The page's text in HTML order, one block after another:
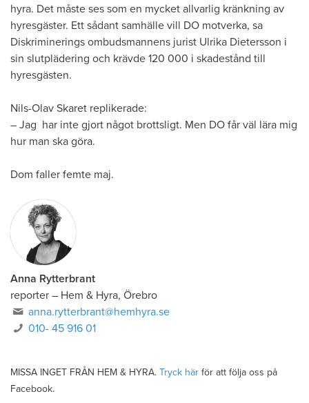
hyra. Det måste ses som en mycket allvarlig kränkning av
hyresgäster. Ett sådant samhälle vill DO motverka, sa
Diskriminerings ombudsmannens jurist Ulrika Dietersson i
sin slutplädering och krävde 120 000 i skadestånd till
hyresgästen.
Nils-Olav Skaret replikerade:
– Jag har inte gjort något brottsligt. Men DO får väl lära mig
hur man ska göra.
Dom faller femte maj.
Anna Rytterbrant
reporter – Hem & Hyra, Örebro
anna.rytterbrant@hemhyra.se
010- 45 916 01
MISSA INGET FRÅN HEM & HYRA. Tryck här för att följa oss på
Facebook.